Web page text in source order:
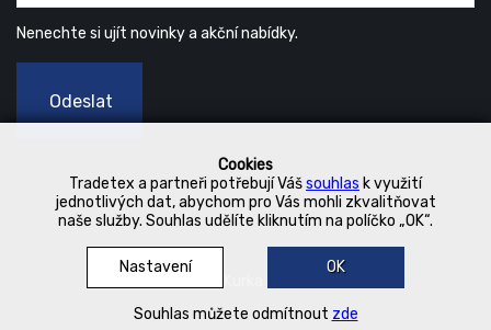
Cookies
Tradetex a partneři potřebují Vášsouhlas k využití
jednotlivých dat, abychom pro Vás mohli zkvalitňovat
naše služby. Souhlas udělíte kliknutím na políčko „OK“.
Nastavení OK
Souhlas můžete odmítnout zde
Nenechte si ujít novinky a akční nabídky.
Odeslat